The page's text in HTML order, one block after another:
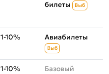
билеты
Выб
1-10% Авиабилеты
Выб
1-10%
Базовый